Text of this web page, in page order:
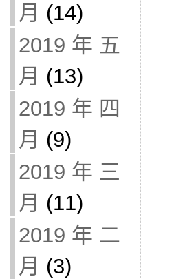
月 (14)
2019 年 五
月 (13)
2019 年 四
月 (9)
2019 年 三
月 (11)
2019 年 二
月 (3)